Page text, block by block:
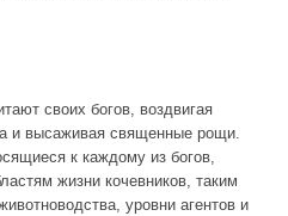
своих богов, воздвигая
и высаживая священные рощи.
к каждому из богов,
жизни кочевников, таким
уровни агентов и